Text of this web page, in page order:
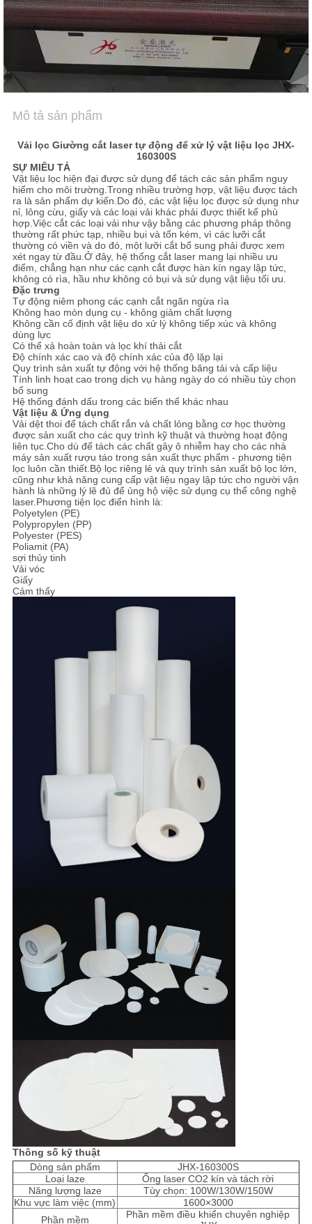
TIN
TỨC
NÓI
CHUYỆN
NGAY.
COMPANY
NEWS
SITEMAP
PRIVACY
POLICY
Mô tả sản phẩm
Vải lọc Giường cắt laser tự động để xử lý vật liệu lọc JHX-
160300S
SỰ MIÊU TẢ
Vật liệu lọc hiện đại được sử dụng để tách các sản phẩm nguy
hiểm cho môi trường.Trong nhiều trường hợp, vật liệu được tách
ra là sản phẩm dự kiến.Do đó, các vật liệu lọc được sử dụng như
nỉ, lông cừu, giấy và các loại vải khác phải được thiết kế phù
hợp.Việc cắt các loại vải như vậy bằng các phương pháp thông
thường rất phức tạp, nhiều bụi và tốn kém, vì các lưỡi cắt
thường có viền và do đó, một lưỡi cắt bổ sung phải được xem
xét ngay từ đầu.Ở đây, hệ thống cắt laser mang lại nhiều ưu
điểm, chẳng hạn như các cạnh cắt được hàn kín ngay lập tức,
không có rìa, hầu như không có bụi và sử dụng vật liệu tối ưu.
Đặc trưng
Tự động niêm phong các cạnh cắt ngăn ngừa rìa
Không hao mòn dụng cụ - không giảm chất lượng
Không cần cố định vật liệu do xử lý không tiếp xúc và không
dùng lực
Có thể xả hoàn toàn và lọc khí thải cắt
Độ chính xác cao và độ chính xác của độ lặp lại
Quy trình sản xuất tự động với hệ thống băng tải và cấp liệu
Tính linh hoạt cao trong dịch vụ hàng ngày do có nhiều tùy chọn
bổ sung
Hệ thống đánh dấu trong các biến thể khác nhau
Vật liệu & Ứng dụng
Vải dệt thoi để tách chất rắn và chất lỏng bằng cơ học thường
được sản xuất cho các quy trình kỹ thuật và thường hoạt động
liên tục.Cho dù để tách các chất gây ô nhiễm hay cho các nhà
máy sản xuất rượu táo trong sản xuất thực phẩm - phương tiện
lọc luôn cần thiết.Bộ lọc riêng lẻ và quy trình sản xuất bộ lọc lớn,
cũng như khả năng cung cấp vật liệu ngay lập tức cho người vận
hành là những lý lẽ đủ để ủng hộ việc sử dụng cụ thể công nghệ
laser.Phương tiện lọc điển hình là:
Polyetylen (PE)
Polypropylen (PP)
Polyester (PES)
Poliamit (PA)
sợi thủy tinh
Vải vóc
Giấy
Cảm thấy
Thông số kỹ thuật
Dòng sản phẩm
JHX-160300S
Loại laze
Ống laser CO2 kín và tách rời
Năng lượng laze
Tùy chọn: 100W/130W/150W
Khu vực làm việc (mm)
1600×3000
Phần mềm
Phần mềm điều khiển chuyên nghiệp